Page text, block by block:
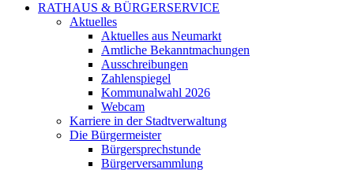
RATHAUS & BÜRGERSERVICE
Aktuelles
Aktuelles aus Neumarkt
Amtliche Bekanntmachungen
Ausschreibungen
Zahlenspiegel
Kommunalwahl 2026
Webcam
Karriere in der Stadtverwaltung
Die Bürgermeister
Bürgersprechstunde
Bürgerversammlung